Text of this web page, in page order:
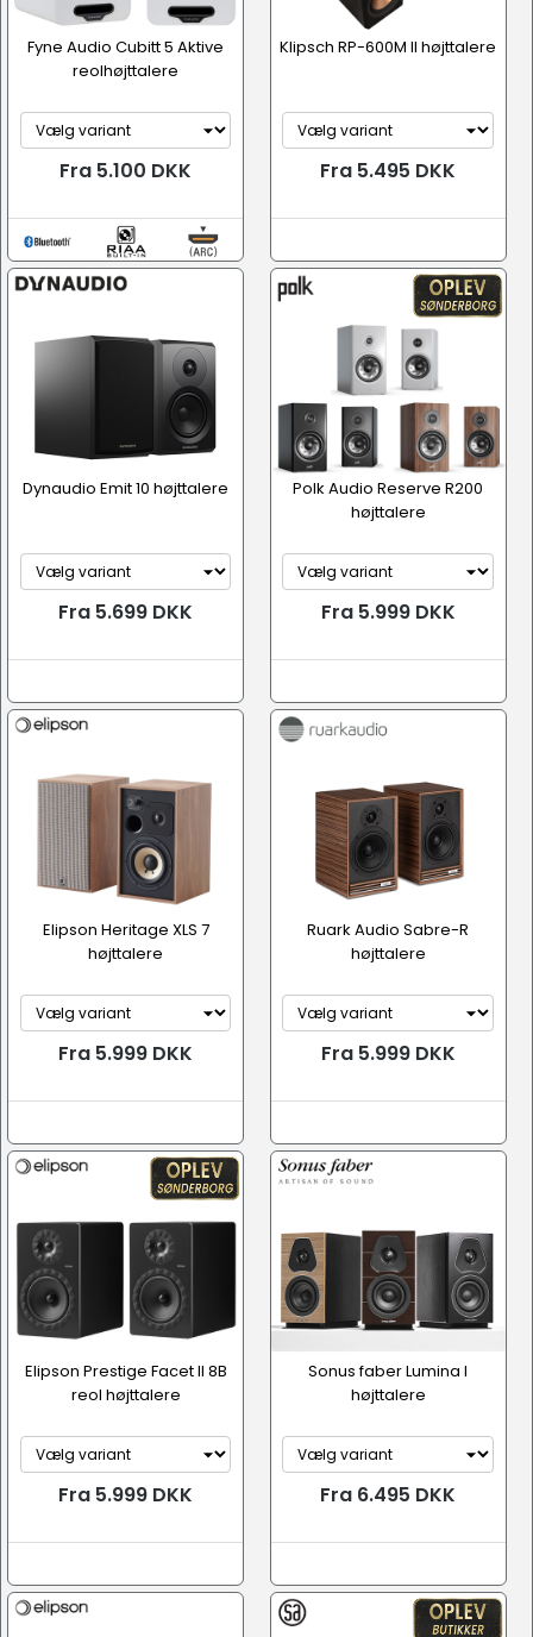
Fyne Audio Cubitt 5 Aktive
reolhøjttalere
Fra 5.100 DKK
Klipsch RP-600M II højttalere
Fra 5.495 DKK
Dynaudio Emit 10 højttalere
Fra 5.699 DKK
Polk Audio Reserve R200
højttalere
Fra 5.999 DKK
Elipson Heritage XLS 7
højttalere
Fra 5.999 DKK
Ruark Audio Sabre-R
højttalere
Fra 5.999 DKK
Elipson Prestige Facet II 8B
reol højttalere
Fra 5.999 DKK
Sonus faber Lumina I
højttalere
Fra 6.495 DKK